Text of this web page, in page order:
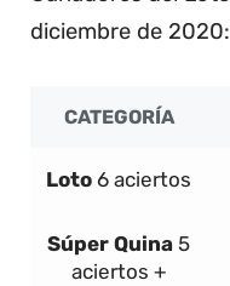
diciembre de 2020:
CATEGORÍA
Loto 6 aciertos
Súper Quina 5
aciertos +